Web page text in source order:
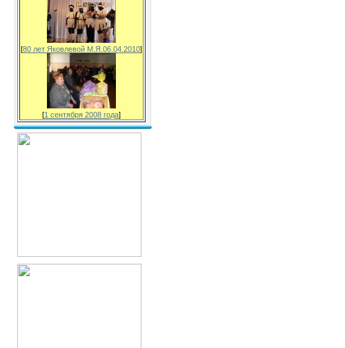
[80 лет Яковлевой М.Я.06.04.2010]
[1 сентября 2008 года]